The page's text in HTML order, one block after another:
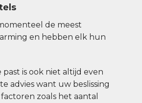
de meest
en hebben elk hun
is ook niet altijd even
advies want uw beslissing
zoals het aantal